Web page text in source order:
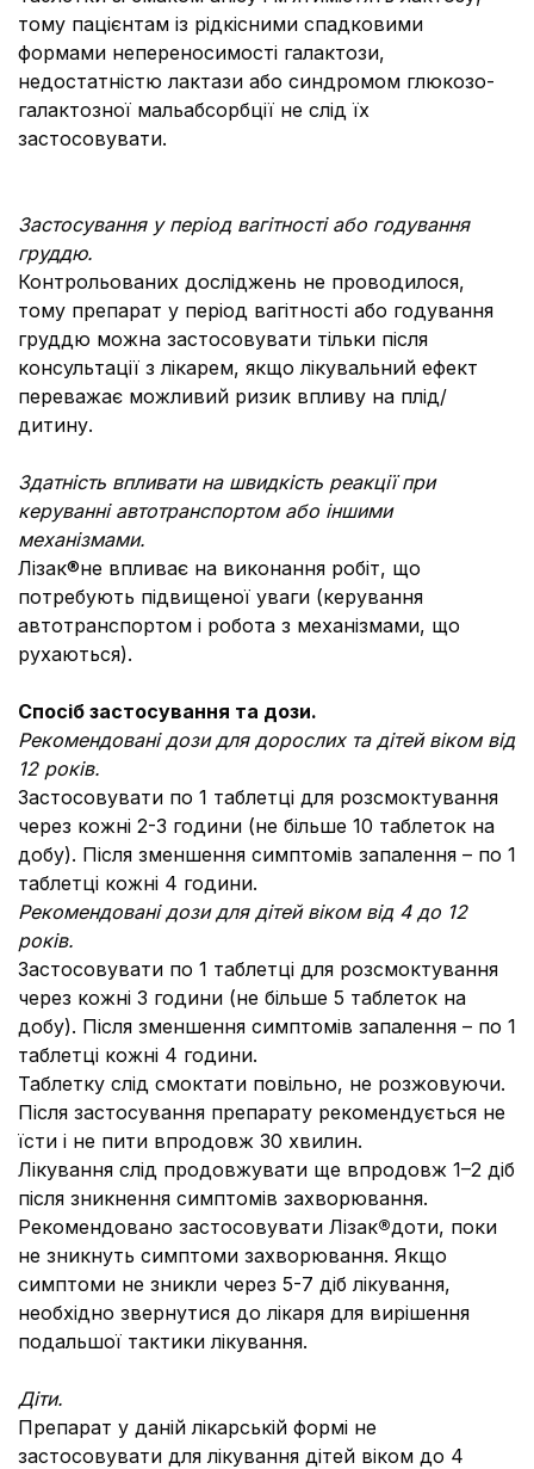
тому пацієнтам із рідкісними спадковими
формами непереносимості галактози,
недостатністю лактази або синдромом глюкозо-
галактозної мальабсорбції не слід їх
застосовувати.
Застосування у період вагітності або годування
груддю.
Контрольованих досліджень не проводилося,
тому препарат у період вагітності або годування
груддю можна застосовувати тільки після
консультації з лікарем, якщо лікувальний ефект
переважає можливий ризик впливу на плід/
дитину.
Здатність впливати на швидкість реакції при
керуванні автотранспортом або іншими
механізмами.
Лізак®не впливає на виконання робіт, що
потребують підвищеної уваги (керування
автотранспортом і робота з механізмами, що
рухаються).
Спосіб застосування та дози.
Рекомендовані дози для дорослих та дітей віком від
12 років.
Застосовувати по 1 таблетці для розсмоктування
через кожні 2-3 години (не більше 10 таблеток на
добу). Після зменшення симптомів запалення – по 1
таблетці кожні 4 години.
Рекомендовані дози для дітей віком від 4 до 12
років.
Застосовувати по 1 таблетці для розсмоктування
через кожні 3 години (не більше 5 таблеток на
добу). Після зменшення симптомів запалення – по 1
таблетці кожні 4 години.
Таблетку слід смоктати повільно, не розжовуючи.
Після застосування препарату рекомендується не
їсти і не пити впродовж 30 хвилин.
Лікування слід продовжувати ще впродовж 1–2 діб
після зникнення симптомів захворювання.
Рекомендовано застосовувати Лізак®доти, поки
не зникнуть симптоми захворювання. Якщо
симптоми не зникли через 5-7 діб лікування,
необхідно звернутися до лікаря для вирішення
подальшої тактики лікування.
Діти.
Препарат у даній лікарській формі не
застосовувати для лікування дітей віком до 4